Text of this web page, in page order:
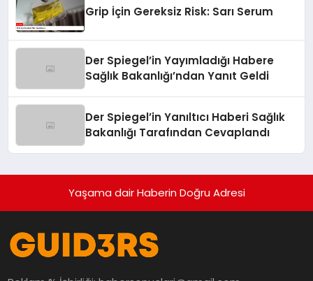
Grip İçin Gereksiz Risk: Sarı Serum
Der Spiegel’in Yayımladığı Habere
Sağlık Bakanlığı’ndan Yanıt Geldi
Der Spiegel’in Yanıltıcı Haberi Sağlık
Bakanlığı Tarafından Cevaplandı
Yaşama dair Haberin Doğru Adresi